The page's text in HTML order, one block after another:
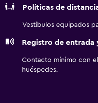
restricciones). Es posible
plancha y secador de
Políticas de
Vestíbulos equipados
Registro de entrada
Contacto mínimo con
huéspedes.